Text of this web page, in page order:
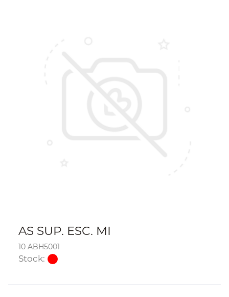
AS SUP. ESC. MI
10 ABH5001
Stock: